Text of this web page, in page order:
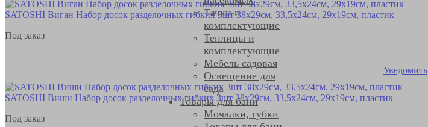
Тачки и
комплектующие
Теплицы и
комплектующие
Мебель садовая
Освещение для
сада
Товары для бани
Мочалки, губки
SATOSHI Виган Набор досок разделочных гибких 3шт 38х29см, 33,5х24см, 29х19см, пластик
Под заказ
Уведомить
SATOSHI Виши Набор досок разделочных гибких 3шт 38х29см, 33,5х24см, 29х19см, пластик
Под заказ